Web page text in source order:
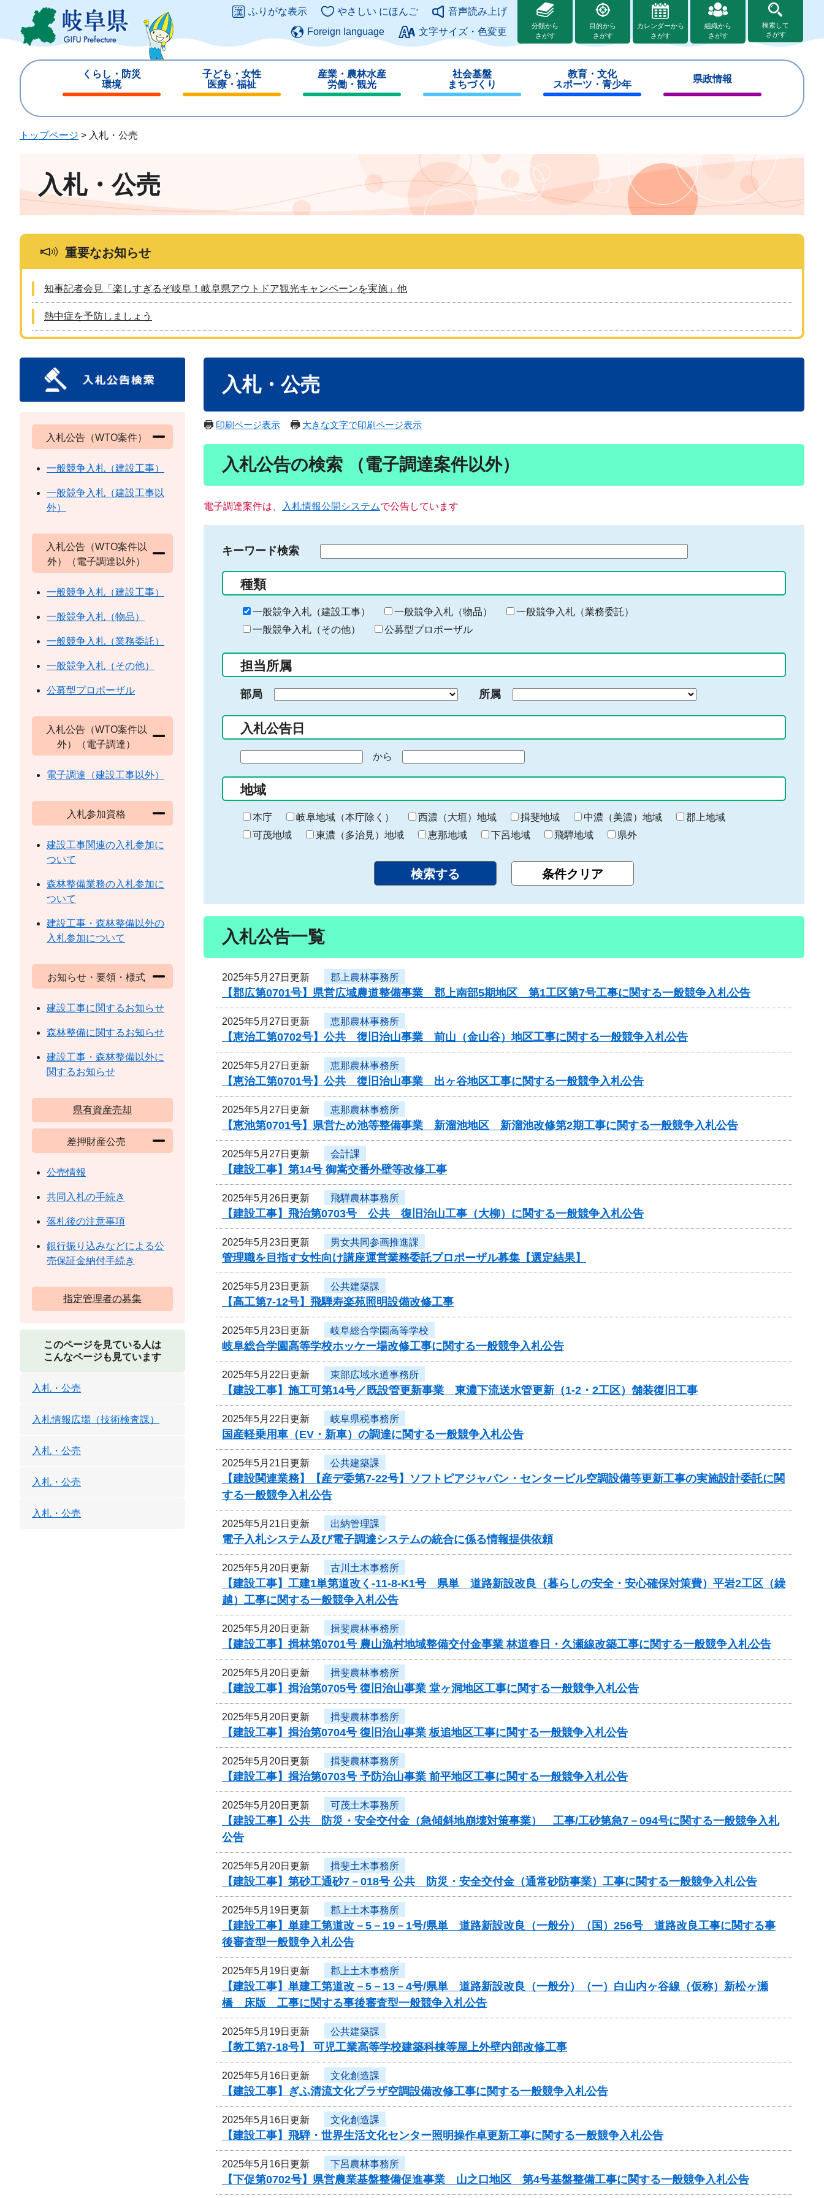
ジ
ュ
このページの本文へ
ふりがな表示 やさしい にほんご
音声読み上げ
Foreign language
文字サイズ・色変更
分類から
さがす
目的から
さがす
カレンダーから
さがす
組織から
さがす
検索して
さがす
くらし・防災
環境
じ
子ども・女性
医療・福祉
じ
産業・農林水産
労働・観光
じ
社会基盤
まちづくり
じ
教育・文化
スポーツ・青少年
じ
県政情報
じ
トップページ > 入札・公売
入札・公売
重要なお知らせ
知事記者会見「楽しすぎるぞ岐阜！岐阜県アウトドア観光キャンペーンを実施」他
熱中症を予防しましょう
入札・公売
印刷ページ表示 大きな文字で印刷ページ表示
入札公告の検索 （電子調達案件以外）
電子調達案件は、 入札情報公開システムで公告しています
キーワード検索
る
キ
ー
ー
入
力
種類
一般競争入札（建設工事） 一般競争入札（物品）
一般競争入札（業務委託）
一般競争入札（その他）
公募型プロポーザル
担当所属
部局 所属
入札公告日
の
始
ま
り
から
終
わ
り
地域
本庁 岐阜地域（本庁除く） 西濃（大垣）地域 揖斐地域 中濃（美濃）地域
郡上地域
可茂地域
東濃（多治見）地域 恵那地域 下呂地域 飛騨地域 県外
入札公告一覧
2025年5月27日更新 郡上農林事務所
【郡広第0701号】県営広域農道整備事業 郡上南部5期地区 第1工区第7号工事に関する一般競争入札公告
2025年5月27日更新 恵那農林事務所
【恵治工第0702号】公共 復旧治山事業 前山（金山谷）地区工事に関する一般競争入札公告
2025年5月27日更新 恵那農林事務所
【恵治工第0701号】公共 復旧治山事業 出ヶ谷地区工事に関する一般競争入札公告
2025年5月27日更新 恵那農林事務所
【恵池第0701号】県営ため池等整備事業 新溜池地区 新溜池改修第2期工事に関する一般競争入札公告
2025年5月27日更新 会計課
【建設工事】第14号 御嵩交番外壁等改修工事
2025年5月26日更新 飛騨農林事務所
【建設工事】飛治第0703号 公共 復旧治山工事（大柳）に関する一般競争入札公告
2025年5月23日更新 男女共同参画推進課
管理職を目指す女性向け講座運営業務委託プロポーザル募集【選定結果】
2025年5月23日更新 公共建築課
【高工第7-12号】飛騨寿楽苑照明設備改修工事
2025年5月23日更新 岐阜総合学園高等学校
岐阜総合学園高等学校ホッケー場改修工事に関する一般競争入札公告
2025年5月22日更新 東部広域水道事務所
【建設工事】施工可第14号／既設管更新事業 東濃下流送水管更新（1-2・2工区）舗装復旧工事
2025年5月22日更新 岐阜県税事務所
国産軽乗用車（EV・新車）の調達に関する一般競争入札公告
2025年5月21日更新 公共建築課
【建設関連業務】【産デ委第7-22号】ソフトピアジャパン・センタービル空調設備等更新工事の実施設計委託に関
する一般競争入札公告
2025年5月21日更新 出納管理課
電子入札システム及び電子調達システムの統合に係る情報提供依頼
2025年5月20日更新 古川土木事務所
【建設工事】工建1単第道改く-11-8-K1号 県単 道路新設改良（暮らしの安全・安心確保対策費）平岩2工区（繰
越）工事に関する一般競争入札公告
2025年5月20日更新 揖斐農林事務所
【建設工事】揖林第0701号 農山漁村地域整備交付金事業 林道春日・久瀬線改築工事に関する一般競争入札公告
2025年5月20日更新 揖斐農林事務所
【建設工事】揖治第0705号 復旧治山事業 堂ヶ洞地区工事に関する一般競争入札公告
2025年5月20日更新 揖斐農林事務所
【建設工事】揖治第0704号 復旧治山事業 板追地区工事に関する一般競争入札公告
2025年5月20日更新 揖斐農林事務所
【建設工事】揖治第0703号 予防治山事業 前平地区工事に関する一般競争入札公告
2025年5月20日更新 可茂土木事務所
【建設工事】公共 防災・安全交付金（急傾斜地崩壊対策事業） 工事/工砂第急7－094号に関する一般競争入札
公告
2025年5月20日更新 揖斐土木事務所
【建設工事】第砂工通砂7－018号 公共 防災・安全交付金（通常砂防事業）工事に関する一般競争入札公告
2025年5月19日更新 郡上土木事務所
【建設工事】単建工第道改－5－19－1号/県単 道路新設改良（一般分）（国）256号 道路改良工事に関する事
後審査型一般競争入札公告
2025年5月19日更新 郡上土木事務所
【建設工事】単建工第道改－5－13－4号/県単 道路新設改良（一般分）（一）白山内ヶ谷線（仮称）新松ヶ瀬
橋 床版 工事に関する事後審査型一般競争入札公告
2025年5月19日更新 公共建築課
【教工第7-18号】 可児工業高等学校建築科棟等屋上外壁内部改修工事
2025年5月16日更新 文化創造課
【建設工事】ぎふ清流文化プラザ空調設備改修工事に関する一般競争入札公告
2025年5月16日更新 文化創造課
【建設工事】飛騨・世界生活文化センター照明操作卓更新工事に関する一般競争入札公告
2025年5月16日更新 下呂農林事務所
【下促第0702号】県営農業基盤整備促進事業 山之口地区 第4号基盤整備工事に関する一般競争入札公告
入札公告（WTO案件）
一般競争入札（建設工事）
一般競争入札（建設工事以
外）
入札公告（WTO案件以
外）（電子調達以外）
一般競争入札（建設工事）
一般競争入札（物品）
一般競争入札（業務委託）
一般競争入札（その他）
公募型プロポーザル
入札公告（WTO案件以
外）（電子調達）
電子調達（建設工事以外）
入札参加資格
建設工事関連の入札参加に
ついて
森林整備業務の入札参加に
ついて
建設工事・森林整備以外の
入札参加について
お知らせ・要領・様式
建設工事に関するお知らせ
森林整備に関するお知らせ
建設工事・森林整備以外に
関するお知らせ
県有資産売却
差押財産公売
公売情報
共同入札の手続き
落札後の注意事項
銀行振り込みなどによる公
売保証金納付手続き
指定管理者の募集
このページを見ている人は
こんなページも見ています
入札・公売
入札情報広場（技術検査課）
入札・公売
入札・公売
入札・公売